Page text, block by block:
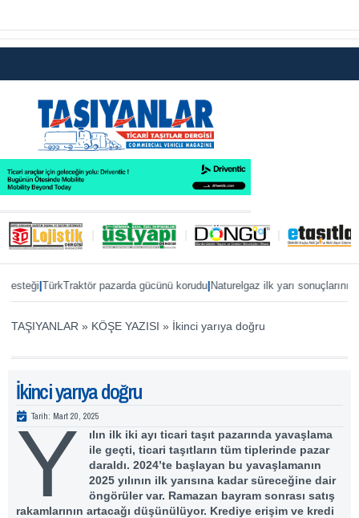
|TürkTraktör pazarda gücünü korudu|Naturelgaz ilk yarı sonuçlarını
TAŞIYANLAR » KÖŞE YAZISI » İkinci yarıya doğru
İkinci yarıya doğru
Tarih: Mart 20, 2025
Y
ılın ilk iki ayı ticari taşıt pazarında yavaşlama
ile geçti, ticari taşıtların tüm tiplerinde pazar
daraldı. 2024’te başlayan bu yavaşlamanın
2025 yılının ilk yarısına kadar süreceğine dair
öngörüler var. Ramazan bayram sonrası satış
rakamlarının artacağı düşünülüyor. Krediye erişim ve kredi